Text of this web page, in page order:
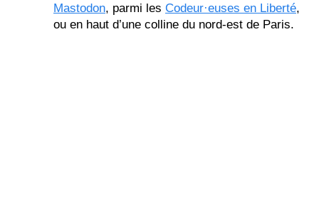
Mastodon, parmi les Codeur·euses en Liberté,
ou en haut d’une colline du nord-est de Paris.